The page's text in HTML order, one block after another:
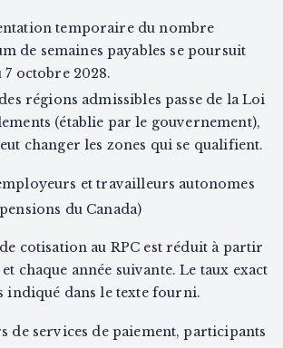
temporaire du nombre
de semaines payables se poursuit
7 octobre 2028.
régions admissibles passe de la Loi
(établie par le gouvernement),
changer les zones qui se qualifient.
et travailleurs autonomes
du Canada)
cotisation au RPC est réduit à partir
et chaque année suivante. Le taux exact
indiqué dans le texte fourni.
de services de paiement, participants